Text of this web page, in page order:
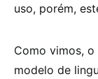
uso, porém,
Como vimos,
modelo de